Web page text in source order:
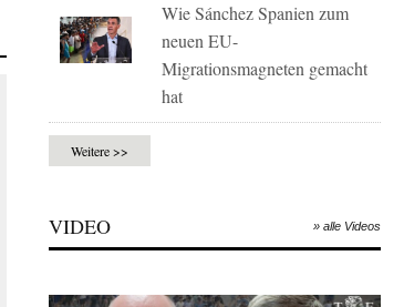
Wie Sánchez Spanien zum
neuen EU-
Migrationsmagneten gemacht
hat
Weitere >>
VIDEO » alle Videos